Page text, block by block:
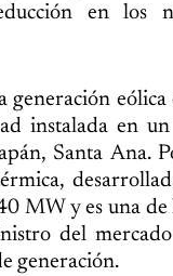
en los
generación
instalada en
Santa Ana.
MW y es una de
del
generación.